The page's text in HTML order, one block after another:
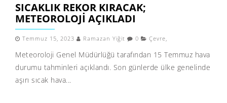
SICAKLIK REKOR KIRACAK;
METEOROLOJI AÇIKLADI
Temmuz 15, 2023 Ramazan Yiğit 0 Çevre,
Meteoroloji Genel Müdürlüğü tarafından 15 Temmuz hava
durumu tahminleri açıklandı. Son günlerde ülke genelinde
aşırı sıcak hava...